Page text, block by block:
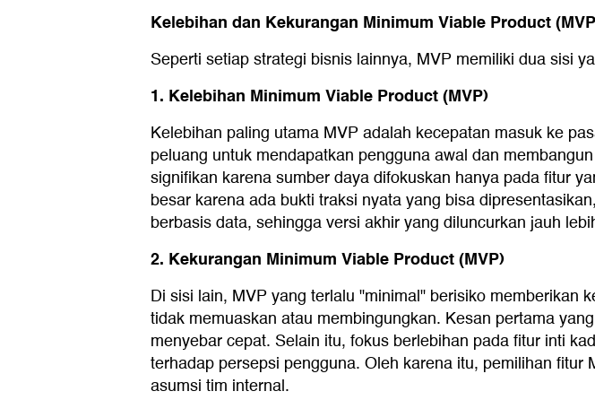
Kelebihan dan Kekurangan Minimum Viable Product
Seperti setiap strategi bisnis lainnya, MVP memiliki dua sisi
1. Kelebihan Minimum Viable Product (MVP)
Kelebihan paling utama MVP adalah kecepatan masuk ke
peluang untuk mendapatkan pengguna awal dan
signifikan karena sumber daya difokuskan hanya pada fitur
besar karena ada bukti traksi nyata yang bisa
berbasis data, sehingga versi akhir yang diluncurkan jauh
2. Kekurangan Minimum Viable Product (MVP)
Di sisi lain, MVP yang terlalu "minimal" berisiko memberikan
tidak memuaskan atau membingungkan. Kesan pertama
menyebar cepat. Selain itu, fokus berlebihan pada fitur inti
terhadap persepsi pengguna. Oleh karena itu, pemilihan
asumsi tim internal.